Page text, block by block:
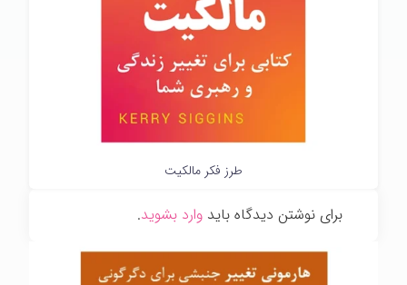
طرز فکر مالکیت
برای نوشتن دیدگاه باید وارد بشوید.